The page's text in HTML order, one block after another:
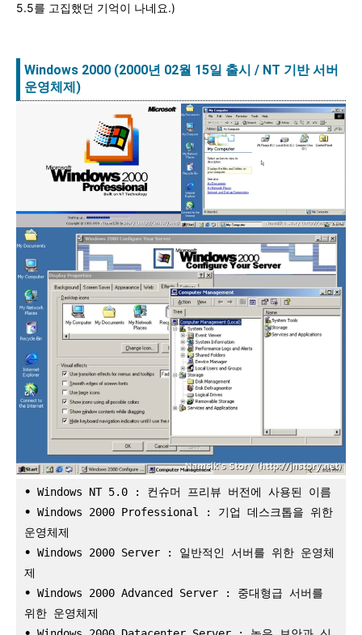
5.5를 고집했던 기억이 나네요.)
Windows 2000 (2000년 02월 15일 출시 / NT 기반서버
운영체제)
• Windows NT 5.0 : 컨슈머 프리뷰 버전에 사용된 이름
• Windows 2000 Professional : 기업 데스크톱을 위한
운영체제
• Windows 2000 Server : 일반적인 서버를 위한 운영체
제
• Windows 2000 Advanced Server : 중대형급 서버를
위한 운영체제